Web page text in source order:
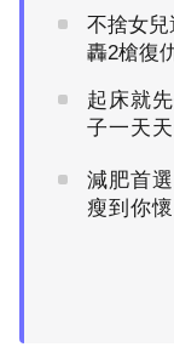
不捨女
轟2槍復
起床就
子一天天
減肥首
瘦到你